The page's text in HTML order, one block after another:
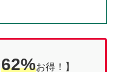
62%お得！】